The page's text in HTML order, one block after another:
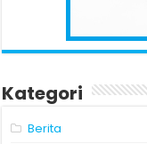
Kategori
Berita